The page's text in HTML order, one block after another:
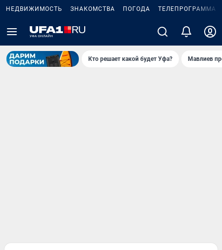
НЕДВИЖИМОСТЬ ЗНАКОМСТВА ПОГОДА ТЕЛЕПРОГРАММА
Кто решает какой будет Уфа? Мавлиев